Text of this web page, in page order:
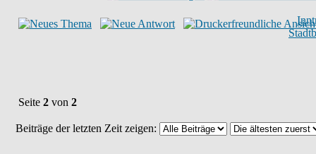
Seite 2 von 2
Beiträge der letzten Zeit zeigen: